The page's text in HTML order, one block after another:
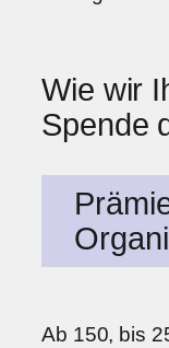
Wie wir
Spende
Ab 150, bis